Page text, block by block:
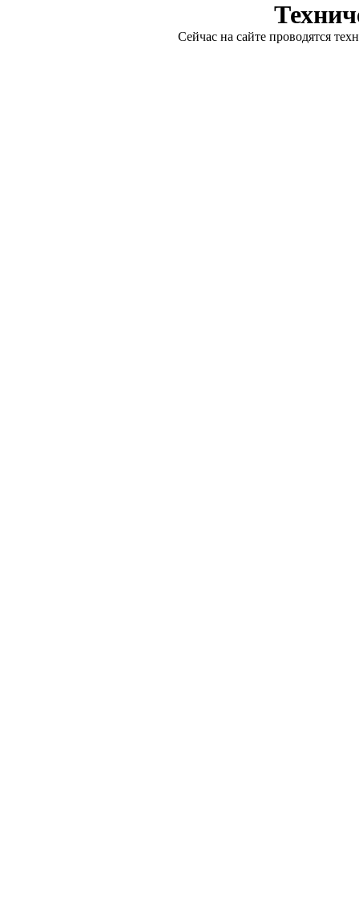
Сейчас на сайте проводятся